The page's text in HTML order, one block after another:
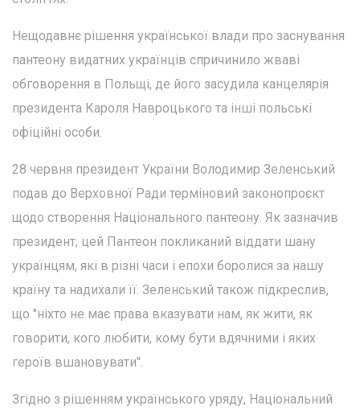
Нещодавнє рішення української влади про заснування
пантеону видатних українців спричинило жваві
обговорення в Польщі, де його засудила канцелярія
президента Кароля Навроцького та інші польські
офіційні особи.
28 червня президент України Володимир Зеленський
подав до Верховної Ради терміновий законопроєкт
щодо створення Національного пантеону. Як зазначив
президент, цей Пантеон покликаний віддати шану
українцям, які в різні часи і епохи боролися за нашу
країну та надихали її. Зеленський також підкреслив,
що "ніхто не має права вказувати нам, як жити, як
говорити, кого любити, кому бути вдячними і яких
героїв вшановувати".
Згідно з рішенням українського уряду, Національний